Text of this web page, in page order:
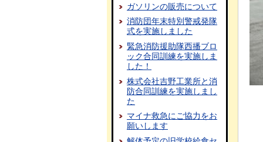
ガソリンの販売について
消防団年末特別警戒発隊
式を実施しました
緊急消防援助隊西播ブロ
ック合同訓練を実施しま
した！
株式会社吉野工業所と消
防合同訓練を実施しまし
た
マイナ救急にご協力をお
願いします